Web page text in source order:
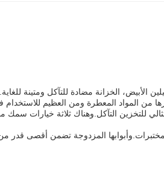
من المواد المعطرة ومن العظيم للاستخدام
للتخزين التآكل.وهناك ثلاثة خيارات
المزدوجة تضمن أقصى قدر